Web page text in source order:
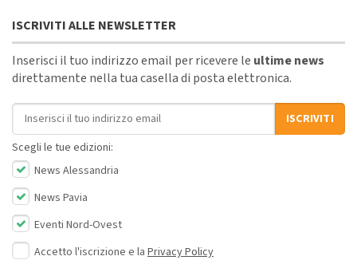
ISCRIVITI ALLE NEWSLETTER
Inserisci il tuo indirizzo email per ricevere le ultime news
direttamente nella tua casella di posta elettronica.
Indirizzo email
ISCRIVITI
Scegli le tue edizioni:
News Alessandria
News Pavia
Eventi Nord-Ovest
Accetto l'iscrizione e la Privacy Policy